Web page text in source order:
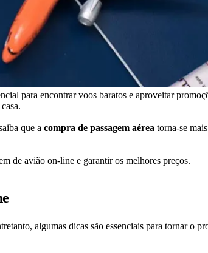
para encontrar voos baratos e aproveitar
que a compra de passagem aérea torna-se
de avião on-line e garantir os melhores preços.
algumas dicas são essenciais para tornar o